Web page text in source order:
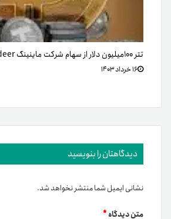
تتر ۱۰۰میلیون دلار از سهام شرکت ماینینگ Bitdeer را خرید
۱۶ خرداد ۱۴۰۳
دیدگاهتان را بنویسید
نشانی ایمیل شما منتشر نخواهد شد.
متن دیدگاه*